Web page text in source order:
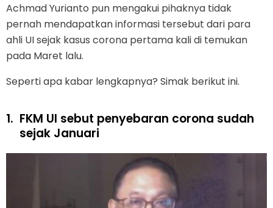
Achmad Yurianto pun mengakui pihaknya tidak
pernah mendapatkan informasi tersebut dari para
ahli UI sejak kasus corona pertama kali di temukan
pada Maret lalu.
Seperti apa kabar lengkapnya? Simak berikut ini.
1. FKM UI sebut penyebaran corona sudah
sejak Januari